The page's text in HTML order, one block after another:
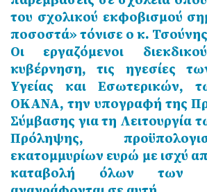
του σχολικού εκφοβισμού
ποσοστά» τόνισε ο κ.
Οι εργαζόμενοι
κυβέρνηση, τις ηγεσίες
Υγείας και Εσωτερικών,
ΟΚΑΝΑ, την υπογραφή της
Σύμβασης για τη Λειτουργία
Πρόληψης,
εκατομμυρίων ευρώ με ισχύ
καταβολή όλων των